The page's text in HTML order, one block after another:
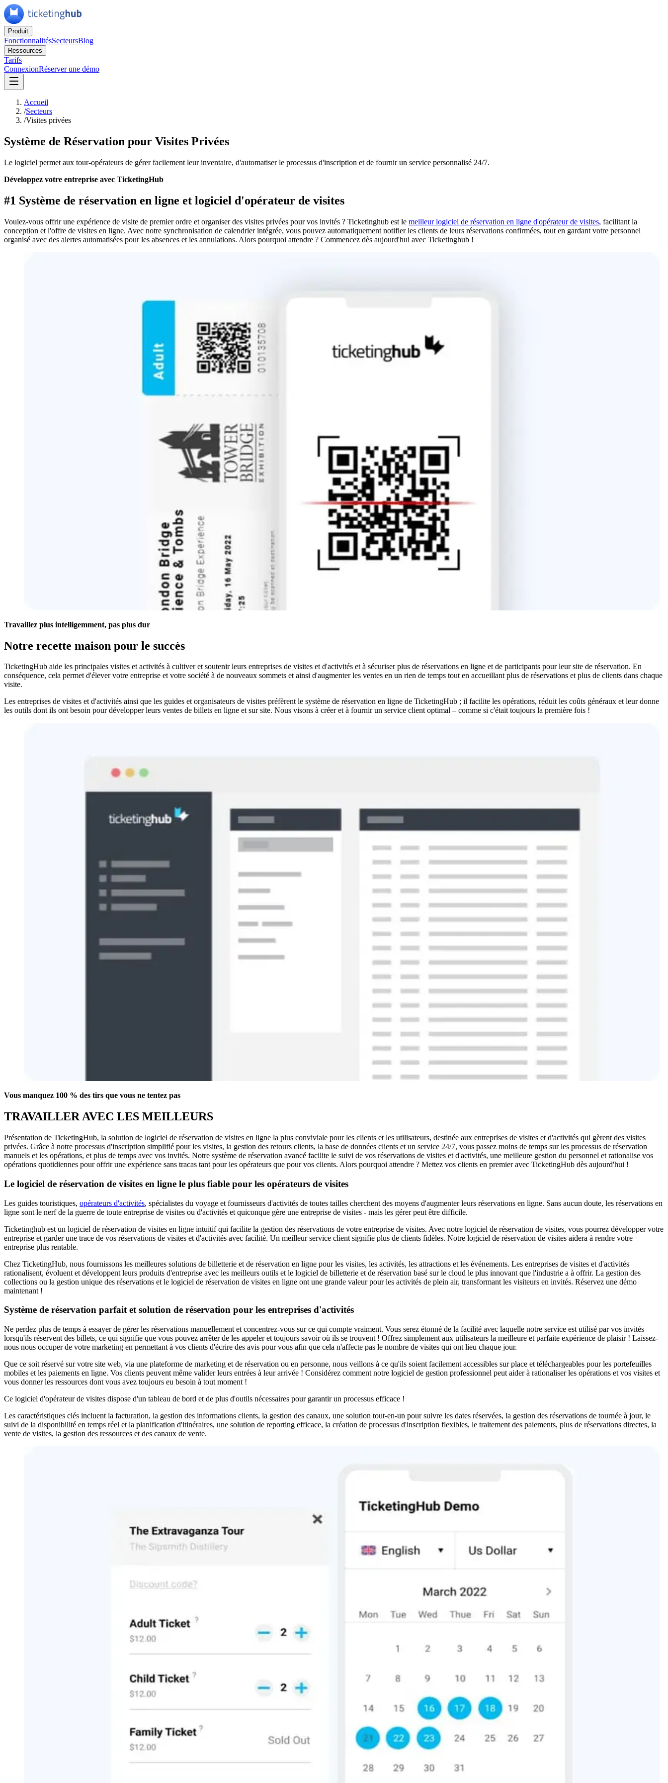
Produit
FonctionnalitésSecteursBlog
Ressources
Tarifs
ConnexionRéserver une démo
Accueil
/Secteurs
/Visites privées
Système de Réservation pour Visites Privées
Le logiciel permet aux tour-opérateurs de gérer facilement leur inventaire, d'automatiser le processus d'inscription et de fournir un service personnalisé 24/7.
Développez votre entreprise avec TicketingHub
#1 Système de réservation en ligne et logiciel d'opérateur de visites
Voulez-vous offrir une expérience de visite de premier ordre et organiser des visites privées pour vos invités ? Ticketinghub est le meilleur logiciel de réservation en ligne d'opérateur de visites, facilitant la
conception et l'offre de visites en ligne. Avec notre synchronisation de calendrier intégrée, vous pouvez automatiquement notifier les clients de leurs réservations confirmées, tout en gardant votre personnel
organisé avec des alertes automatisées pour les absences et les annulations. Alors pourquoi attendre ? Commencez dès aujourd'hui avec Ticketinghub !
Travaillez plus intelligemment, pas plus dur
Notre recette maison pour le succès
TicketingHub aide les principales visites et activités à cultiver et soutenir leurs entreprises de visites et d'activités et à sécuriser plus de réservations en ligne et de participants pour leur site de réservation. En
conséquence, cela permet d'élever votre entreprise et votre société à de nouveaux sommets et ainsi d'augmenter les ventes en un rien de temps tout en accueillant plus de réservations et plus de clients dans chaque
visite.
Les entreprises de visites et d'activités ainsi que les guides et organisateurs de visites préfèrent le système de réservation en ligne de TicketingHub ; il facilite les opérations, réduit les coûts généraux et leur donne
les outils dont ils ont besoin pour développer leurs ventes de billets en ligne et sur site. Nous visons à créer et à fournir un service client optimal – comme si c'était toujours la première fois !
Vous manquez 100 % des tirs que vous ne tentez pas
TRAVAILLER AVEC LES MEILLEURS
Présentation de TicketingHub, la solution de logiciel de réservation de visites en ligne la plus conviviale pour les clients et les utilisateurs, destinée aux entreprises de visites et d'activités qui gèrent des visites
privées. Grâce à notre processus d'inscription simplifié pour les visites, la gestion des retours clients, la base de données clients et un service 24/7, vous passez moins de temps sur les processus de réservation
manuels et les opérations, et plus de temps avec vos invités. Notre système de réservation avancé facilite le suivi de vos réservations de visites et d'activités, une meilleure gestion du personnel et rationalise vos
opérations quotidiennes pour offrir une expérience sans tracas tant pour les opérateurs que pour vos clients. Alors pourquoi attendre ? Mettez vos clients en premier avec TicketingHub dès aujourd'hui !
Le logiciel de réservation de visites en ligne le plus fiable pour les opérateurs de visites
Les guides touristiques, opérateurs d'activités, spécialistes du voyage et fournisseurs d'activités de toutes tailles cherchent des moyens d'augmenter leurs réservations en ligne. Sans aucun doute, les réservations en
ligne sont le nerf de la guerre de toute entreprise de visites ou d'activités et quiconque gère une entreprise de visites - mais les gérer peut être difficile.
Ticketinghub est un logiciel de réservation de visites en ligne intuitif qui facilite la gestion des réservations de votre entreprise de visites. Avec notre logiciel de réservation de visites, vous pourrez développer votre
entreprise et garder une trace de vos réservations de visites et d'activités avec facilité. Un meilleur service client signifie plus de clients fidèles. Notre logiciel de réservation de visites aidera à rendre votre
entreprise plus rentable.
Chez TicketingHub, nous fournissons les meilleures solutions de billetterie et de réservation en ligne pour les visites, les activités, les attractions et les événements. Les entreprises de visites et d'activités
rationalisent, évoluent et développent leurs produits d'entreprise avec les meilleurs outils et le logiciel de billetterie et de réservation basé sur le cloud le plus innovant que l'industrie a à offrir. La gestion des
collections ou la gestion unique des réservations et le logiciel de réservation de visites en ligne ont une grande valeur pour les activités de plein air, transformant les visiteurs en invités. Réservez une démo
maintenant !
Système de réservation parfait et solution de réservation pour les entreprises d'activités
Ne perdez plus de temps à essayer de gérer les réservations manuellement et concentrez-vous sur ce qui compte vraiment. Vous serez étonné de la facilité avec laquelle notre service est utilisé par vos invités
lorsqu'ils réservent des billets, ce qui signifie que vous pouvez arrêter de les appeler et toujours savoir où ils se trouvent ! Offrez simplement aux utilisateurs la meilleure et parfaite expérience de plaisir ! Laissez-
nous nous occuper de votre marketing en permettant à vos clients d'écrire des avis pour vous afin que cela n'affecte pas le nombre de visites qui ont lieu chaque jour.
Que ce soit réservé sur votre site web, via une plateforme de marketing et de réservation ou en personne, nous veillons à ce qu'ils soient facilement accessibles sur place et téléchargeables pour les portefeuilles
mobiles et les paiements en ligne. Vos clients peuvent même valider leurs entrées à leur arrivée ! Considérez comment notre logiciel de gestion professionnel peut aider à rationaliser les opérations et vos visites et
vous donner les ressources dont vous avez toujours eu besoin à tout moment !
Ce logiciel d'opérateur de visites dispose d'un tableau de bord et de plus d'outils nécessaires pour garantir un processus efficace !
Les caractéristiques clés incluent la facturation, la gestion des informations clients, la gestion des canaux, une solution tout-en-un pour suivre les dates réservées, la gestion des réservations de tournée à jour, le
suivi de la disponibilité en temps réel et la planification d'itinéraires, une solution de reporting efficace, la création de processus d'inscription flexibles, le traitement des paiements, plus de réservations directes, la
vente de visites, la gestion des ressources et des canaux de vente.